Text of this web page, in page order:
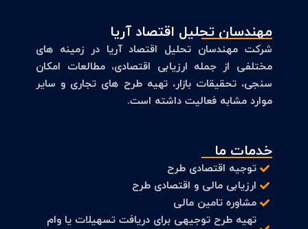
مهندسان تحلیل اقتصاد آریا
شرکت مهندسان تحلیل اقتصاد آریا در زمینه های
مختلفی از جمله ارزیابی اقتصادی، مطالعات امکان
سنجی، تحقیقات بازار، تهیه طرح های تجاری و سایر
موارد مشابه فعالیت داشته است.
خدمات ما
توجیه اقتصادی طرح
ارزیابی مالی و اقتصادی طرح
مشاوره تامین مالی
تهیه طرح توجیهی برای دریافت تسهیلات یا وام